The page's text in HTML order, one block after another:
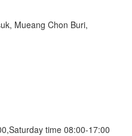
Mueang Chon Buri,
time 08:00-17:00